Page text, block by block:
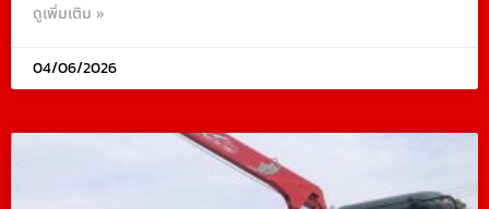
ดูเพิ่มเติม »
04/06/2026